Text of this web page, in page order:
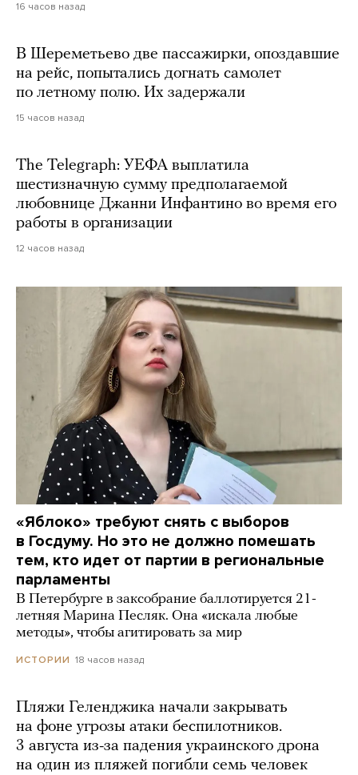
16 часов назад
В Шереметьево две пассажирки, опоздавшие
на рейс, попытались догнать самолет
по летному полю. Их задержали
15 часов назад
The Telegraph: УЕФА выплатила
шестизначную сумму предполагаемой
любовнице Джанни Инфантино во время его
работы в организации
12 часов назад
«Яблоко» требуют снять с выборов
в Госдуму. Но это не должно помешать
тем, кто идет от партии в региональные
парламенты
В Петербурге в заксобрание баллотируется 21-
летняя Марина Песляк. Она «искала любые
методы», чтобы агитировать за мир
ИСТОРИИ 18 часов назад
Пляжи Геленджика начали закрывать
на фоне угрозы атаки беспилотников.
3 августа из-за падения украинского дрона
на один из пляжей погибли семь человек